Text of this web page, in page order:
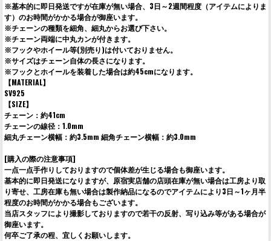
※基本的に即日発送ですが在庫が無い場合、3日～2週間程度（アイテムによりま
す）のお時間がかかる場合が御座います。
※チェーンの種類を細角、細丸からお選び下さい。
※チェーン両端に中丸カンが付きます。
※フックやホイール等(別売り)は付いておりません。
※サイズはチェーン自体の長さになります。
※フックとホイールを装着した場合は約45cmになります。
【MATERIAL】
SV925
【SIZE】
チェーン：約41cm
チェーンの線径：1.0mm
細丸チェーン横幅：約3.5mm 細角チェーン横幅：約3.0mm
[購入の際の注意事項]
一点一点手作りしておりますので個体差が生じる場合も御座います。
基本的に即日発送になりますが、原宿実店舗の店頭在庫が無い場合は工房より取
り寄せ、工房在庫も無い場合は製作納品になるのでアイテムにより3日～1ヶ月半
程度のお時間がかかる場合もございます。
当店スタッフにより撮影しておりますので若干の反射、写り込み等がある場合が
御座います。
何卒ご了承の程、宜しくお願いします。